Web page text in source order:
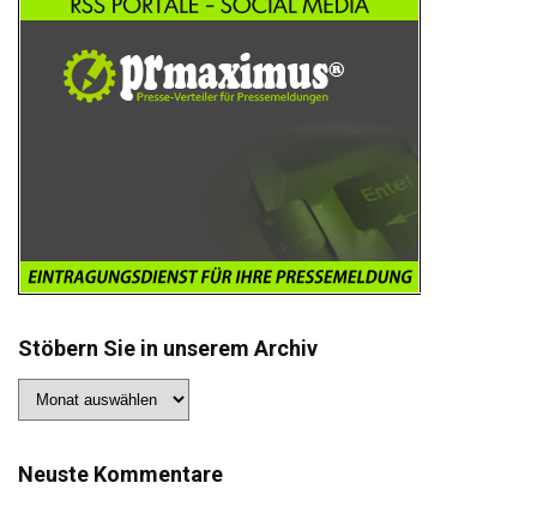
Stöbern Sie in unserem Archiv
Sie
Archiv
Neuste Kommentare